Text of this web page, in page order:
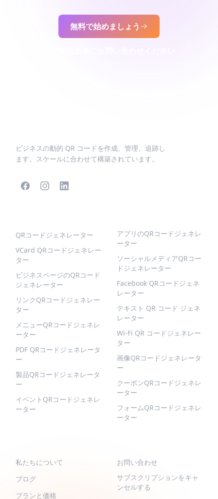
無料で始めましょう
ビジネスの動的 QR コードを作成、管理、追跡し
ます。スケールに合わせて構築されています。
QRコードジェネレーター
VCard QRコードジェネレー
ター
ビジネスページのQRコード
ジェネレーター
リンクQRコードジェネレー
ター
メニューQRコードジェネレ
ーター
PDF QRコードジェネレータ
ー
製品QRコードジェネレータ
ー
イベントQRコードジェネレ
ーター
アプリのQRコードジェネレ
ーター
ソーシャルメディアQRコー
ドジェネレーター
Facebook QRコードジェネ
レーター
テキスト QR コード ジェネ
レーター
Wi-Fi QR コードジェネレー
ター
画像QRコードジェネレータ
ー
クーポンQRコードジェネレ
ーター
フォームQRコードジェネレ
ーター
私たちについて
ブログ
プランと価格
お問い合わせ
サブスクリプションをキャ
ンセルする